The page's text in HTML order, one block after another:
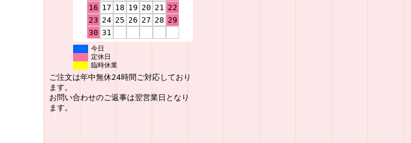
16 17 18 19 20 21 22
23 24 25 26 27 28 29
30 31
今日
定休日
臨時休業
ご注文は年中無休24時間ご対応しており
ます。
お問い合わせのご返事は翌営業日となり
ます。